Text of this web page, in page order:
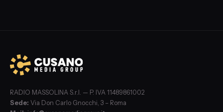
RADIO MASSOLINA S.r.l. — P. IVA 11489861002
Sede: Via Don Carlo Gnocchi, 3 – Roma